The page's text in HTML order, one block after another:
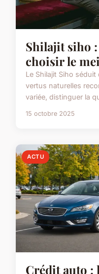
Shilajit siho
choisir le
Le Shilajit Siho
vertus naturelles
variée, distinguer la
15 octobre 2025
ACTU
Crédit auto :